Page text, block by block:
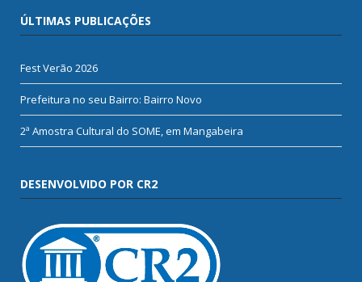
ÚLTIMAS PUBLICAÇÕES
Fest Verão 2026
Prefeitura no seu Bairro: Bairro Novo
2ª Amostra Cultural do SOME, em Mangabeira
DESENVOLVIDO POR CR2